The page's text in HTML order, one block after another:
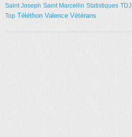
Saint Joseph Saint Marcellin Statistiques TDJ
Top Téléthon Valence Vétérans